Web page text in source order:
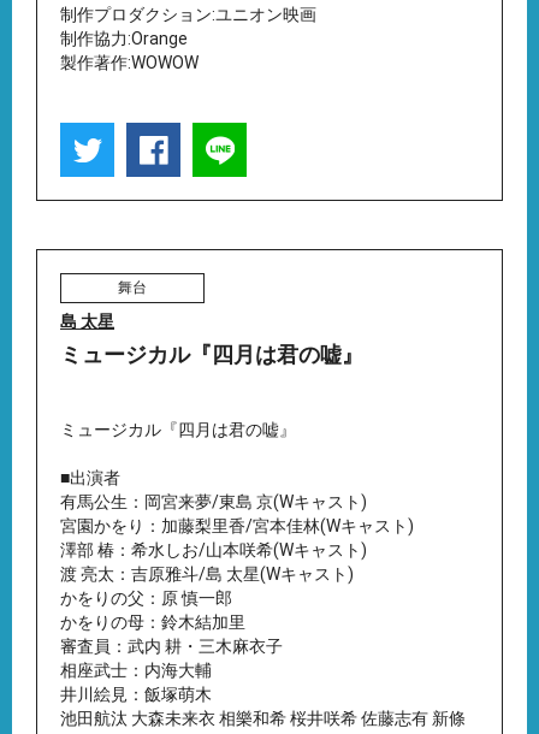
制作プロダクション:ユニオン映画
制作協力:Orange
製作著作:WOWOW
舞台
島 太星
ミュージカル『四月は君の嘘』
ミュージカル『四月は君の嘘』
■出演者
有馬公生：岡宮来夢/東島 京(Wキャスト)
宮園かをり：加藤梨里香/宮本佳林(Wキャスト)
澤部 椿：希水しお/山本咲希(Wキャスト)
渡 亮太：吉原雅斗/島 太星(Wキャスト)
かをりの父：原 慎一郎
かをりの母：鈴木結加里
審査員：武内 耕・三木麻衣子
相座武士：内海大輔
井川絵見：飯塚萌木
池田航汰 大森未来衣 相樂和希 桜井咲希 佐藤志有 新條